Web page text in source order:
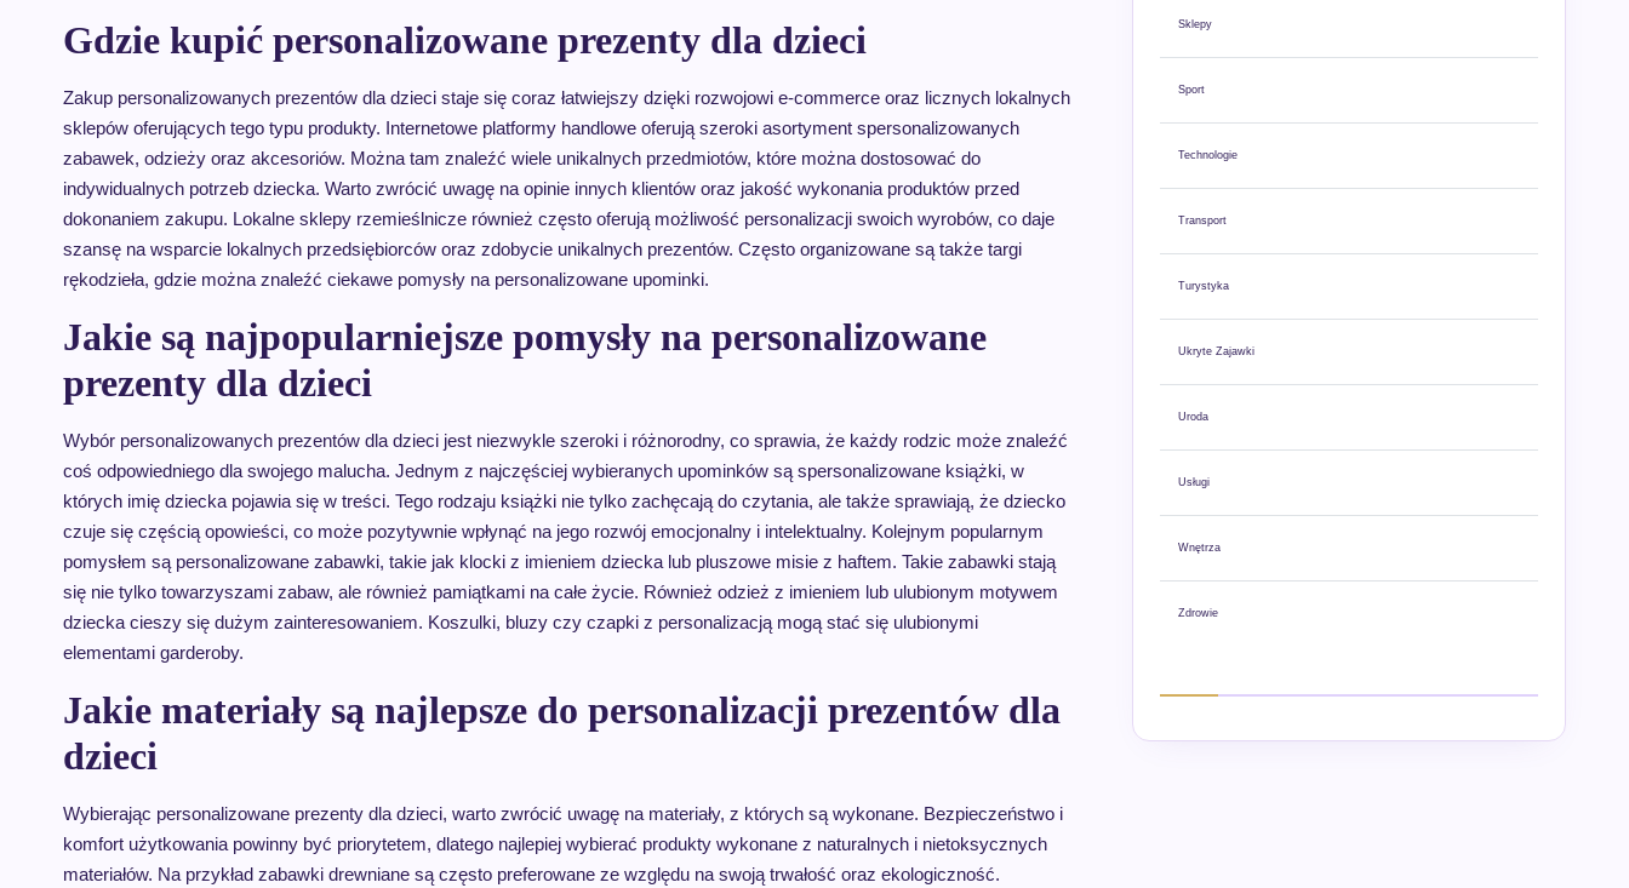
Gdzie kupić personalizowane prezenty dla dzieci
Zakup personalizowanych prezentów dla dzieci staje się coraz łatwiejszy dzięki rozwojowi e-commerce oraz licznych lokalnych
sklepów oferujących tego typu produkty. Internetowe platformy handlowe oferują szeroki asortyment spersonalizowanych
zabawek, odzieży oraz akcesoriów. Można tam znaleźć wiele unikalnych przedmiotów, które można dostosować do
indywidualnych potrzeb dziecka. Warto zwrócić uwagę na opinie innych klientów oraz jakość wykonania produktów przed
dokonaniem zakupu. Lokalne sklepy rzemieślnicze również często oferują możliwość personalizacji swoich wyrobów, co daje
szansę na wsparcie lokalnych przedsiębiorców oraz zdobycie unikalnych prezentów. Często organizowane są także targi
rękodzieła, gdzie można znaleźć ciekawe pomysły na personalizowane upominki.
Jakie są najpopularniejsze pomysły na personalizowane
prezenty dla dzieci
Wybór personalizowanych prezentów dla dzieci jest niezwykle szeroki i różnorodny, co sprawia, że każdy rodzic może znaleźć
coś odpowiedniego dla swojego malucha. Jednym z najczęściej wybieranych upominków są spersonalizowane książki, w
których imię dziecka pojawia się w treści. Tego rodzaju książki nie tylko zachęcają do czytania, ale także sprawiają, że dziecko
czuje się częścią opowieści, co może pozytywnie wpłynąć na jego rozwój emocjonalny i intelektualny. Kolejnym popularnym
pomysłem są personalizowane zabawki, takie jak klocki z imieniem dziecka lub pluszowe misie z haftem. Takie zabawki stają
się nie tylko towarzyszami zabaw, ale również pamiątkami na całe życie. Również odzież z imieniem lub ulubionym motywem
dziecka cieszy się dużym zainteresowaniem. Koszulki, bluzy czy czapki z personalizacją mogą stać się ulubionymi
elementami garderoby.
Jakie materiały są najlepsze do personalizacji prezentów dla
dzieci
Wybierając personalizowane prezenty dla dzieci, warto zwrócić uwagę na materiały, z których są wykonane. Bezpieczeństwo i
komfort użytkowania powinny być priorytetem, dlatego najlepiej wybierać produkty wykonane z naturalnych i nietoksycznych
materiałów. Na przykład zabawki drewniane są często preferowane ze względu na swoją trwałość oraz ekologiczność.
Sklepy
Sport
Technologie
Transport
Turystyka
Ukryte Zajawki
Uroda
Usługi
Wnętrza
Zdrowie